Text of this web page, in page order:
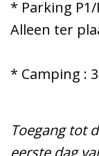
* Parking P1/
Alleen ter
* Camping :
Toegang tot
eerste dag